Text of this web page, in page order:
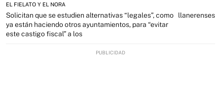
EL FIELATO Y EL NORA
Solicitan que se estudien alternativas “legales”, como
ya están haciendo otros ayuntamientos, para “evitar
este castigo fiscal” a los
llanerenses